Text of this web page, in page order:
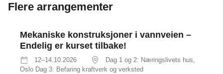
Flere arrangementer
Mekaniske konstruksjoner i vannveien –
Endelig er kurset tilbake!
12–14.10.2026
Dag 1 og 2: Næringslivets hus,
Oslo Dag 3: Befaring kraftverk og verksted